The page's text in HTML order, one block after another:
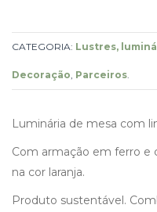
CATEGORIA: Lustres,
Decoração Parceiros
Luminária de mesa com
Com armação em ferro e
na cor laranja.
Produto sustentável.